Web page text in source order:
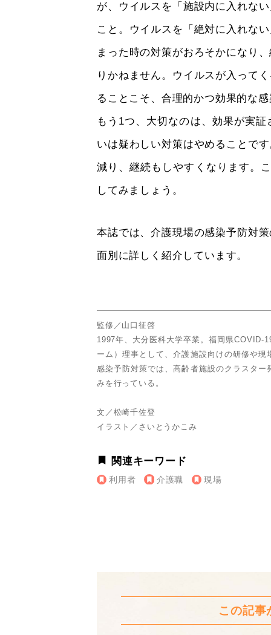
が、ウイルスを「施設内に入れな
こと。ウイルスを「絶対に入れな
まった時の対策がおろそかになり
りかねません。ウイルスが入って
ることこそ、合理的かつ効果的な
もう1つ、大切なのは、効果が実
いは疑わしい対策はやめることで
減り、継続もしやすくなります。
してみましょう。
本誌では、介護現場の感染予防対
面別に詳しく紹介しています。
監修／山口征啓
1997年、大分医科大学卒業。福岡県COVID-
ーム）理事として、介護施設向けの研修や
感染予防対策では、高齢者施設のクラスタ
みを行っている。
文／松崎千佐登
イラスト／さいとうかこみ
関連キーワード
利用者 介護職 現場
この記事